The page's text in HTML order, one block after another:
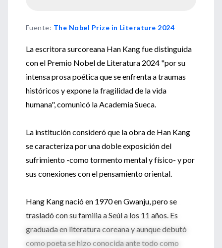
Fuente: The Nobel Prize in Literature 2024
La escritora surcoreana Han Kang fue distinguida
con el Premio Nobel de Literatura 2024 "por su
intensa prosa poética que se enfrenta a traumas
históricos y expone la fragilidad de la vida
humana", comunicó la Academia Sueca.
La institución consideró que la obra de Han Kang
se caracteriza por una doble exposición del
sufrimiento -como tormento mental y físico- y por
sus conexiones con el pensamiento oriental.
Hang Kang nació en 1970 en Gwanju, pero se
trasladó con su familia a Seúl a los 11 años. Es
graduada en literatura coreana y aunque debutó
como poeta se hizo conocida ante todo como